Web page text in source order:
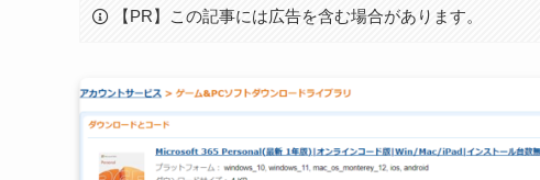
【PR】この記事には広告を含む場合があります。